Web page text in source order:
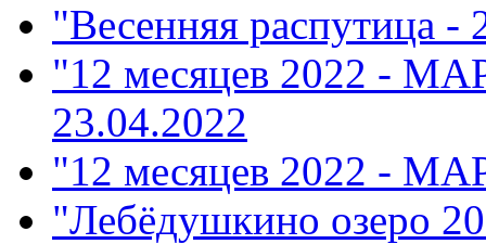
"Весенняя распутица -
"12 месяцев 2022 -
23.04.2022
"12 месяцев 2022 -
"Лебёдушкино озеро